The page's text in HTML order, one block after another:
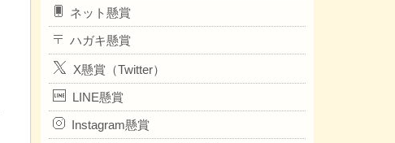
ネット懸賞
ハガキ懸賞
X懸賞（Twitter）
LINE懸賞
Instagram懸賞